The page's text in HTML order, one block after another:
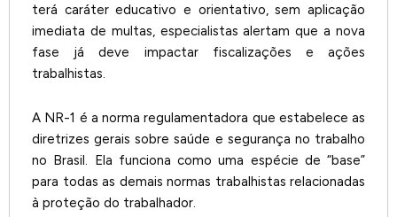
terá caráter educativo e orientativo, sem aplicação
imediata de multas, especialistas alertam que a nova
fase já deve impactar fiscalizações e ações
trabalhistas.
A NR-1 é a norma regulamentadora que estabelece as
diretrizes gerais sobre saúde e segurança no trabalho
no Brasil. Ela funciona como uma espécie de “base”
para todas as demais normas trabalhistas relacionadas
à proteção do trabalhador.